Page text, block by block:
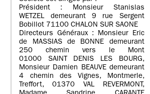
Président : Monsieur Stanislas
WETZEL demeurant 9 rue Sergent
Bobillot 71100 CHALON SUR SAONE
Directeurs Généraux : Monsieur Eric
de MASSIAS de BONNE demeurant
250 chemin vers le Mont
01000 SAINT DENIS LES BOURG,
Monsieur Damien BEAUVE demeurant
4 chemin des Vignes, Montmerle,
Treffort, 01370 VAL REVERMONT,